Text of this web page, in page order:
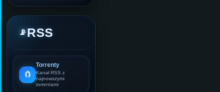
📡RSS
🧲
Torrenty
Kanał RSS z
najnowszymi
torrentami